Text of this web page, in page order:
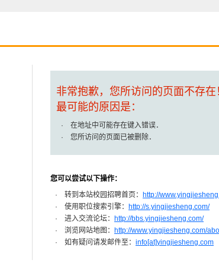
非常抱歉，您所访问的页面不存在
最可能的原因是：
· 在地址中可能存在键入错误．
· 您所访问的页面已被删除．
您可以尝试以下操作：
· 转到本站校园招聘首页： http://
· 使用职位搜索引擎： http://s.yingjiesheng.com/
· 进入交流论坛： http://bbs.yingjiesheng.com/
· 浏览网站地图： http://www.yingjiesheng.com/
· 如有疑问请发邮件至： info[at]yingjiesheng.com